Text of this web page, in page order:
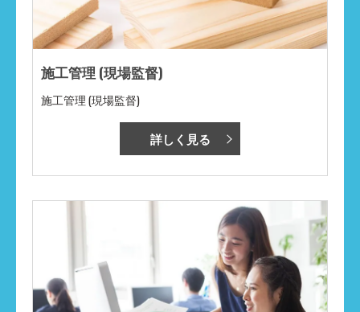
施工管理 (現場監督)
施工管理 (現場監督)
詳しく見る